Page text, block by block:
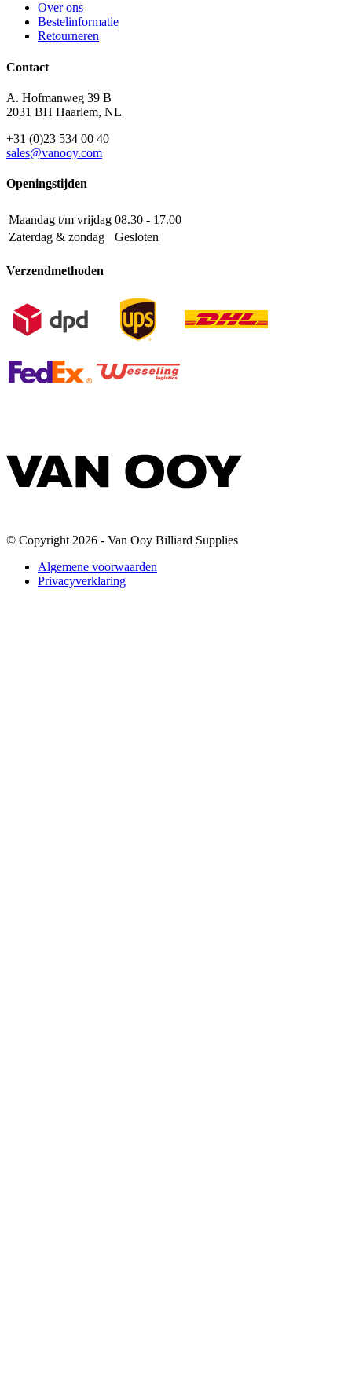
Over ons
Bestelinformatie
Retourneren
Contact
A. Hofmanweg 39 B
2031 BH Haarlem, NL
+31 (0)23 534 00 40
sales@vanooy.com
Openingstijden
Maandag t/m vrijdag 08.30 - 17.00
Zaterdag & zondag
Gesloten
Verzendmethoden
© Copyright 2026 - Van Ooy Billiard Supplies
Algemene voorwaarden
Privacyverklaring